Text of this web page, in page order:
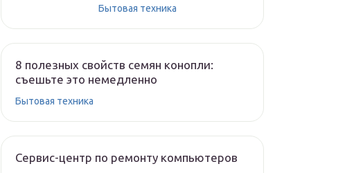
Бытовая техника
8 полезных свойств семян конопли:
съешьте это немедленно
Бытовая техника
Сервис-центр по ремонту компьютеров